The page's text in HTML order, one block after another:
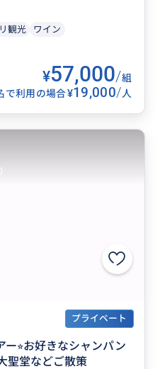
観光 ワイン
¥57,000/組
で利用の場合¥19,000/人
プライベート
⭐︎お好きなシャンパン
聖堂などご散策